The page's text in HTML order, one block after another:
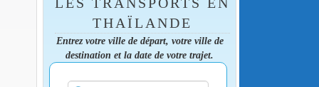
THAÏLANDE
Entrez votre ville de départ, votre ville de
destination et la date de votre trajet.